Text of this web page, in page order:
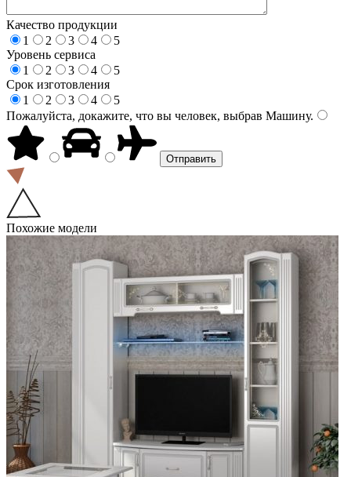
Качество продукции
1
2 3 4
5
Уровень сервиса
1
2 3 4
5
Срок изготовления
1
2 3 4
5
Пожалуйста, докажите, что вы человек, выбрав Машину.
Похожие модели